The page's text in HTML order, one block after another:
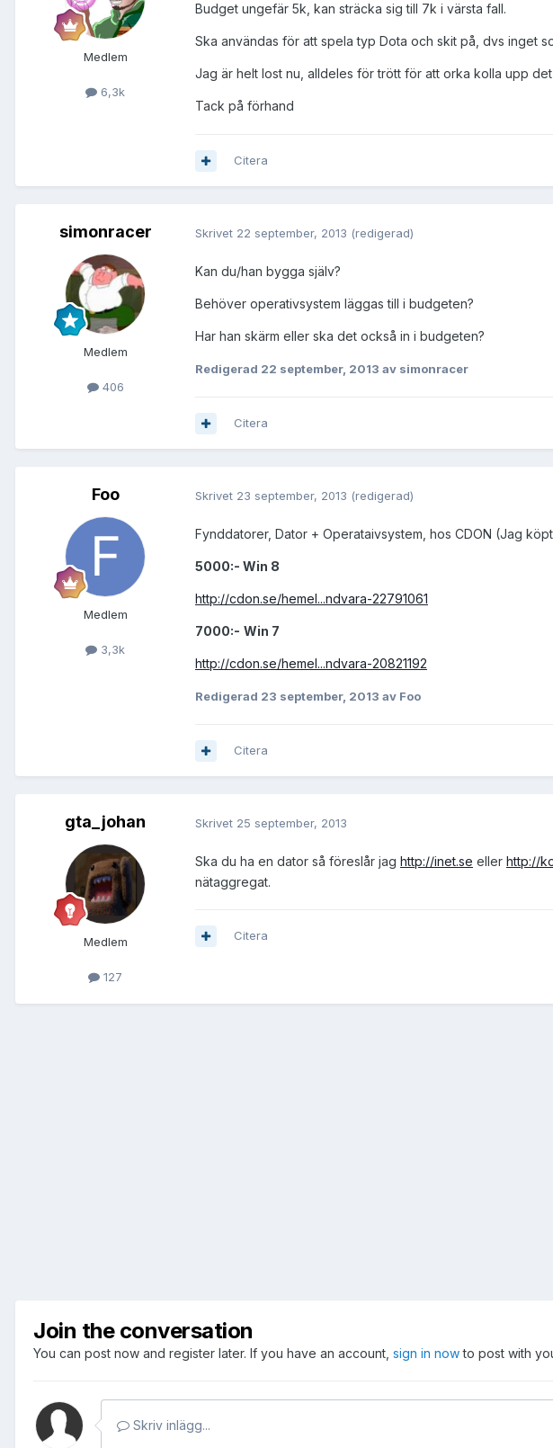
Medlem
6,3k
Budget ungefär 5k, kan sträcka sig till 7k i värsta fall.
Ska användas för att spela typ Dota och skit på, dvs inget
Jag är helt lost nu, alldeles för trött för att orka kolla upp
Tack på förhand
Citera
simonracer
Medlem
406
Skrivet 22 september, 2013 (redigerad)
Kan du/han bygga själv?
Behöver operativsystem läggas till i budgeten?
Har han skärm eller ska det också in i budgeten?
Redigerad 22 september, 2013 av simonracer
Citera
Foo
Medlem
3,3k
Skrivet 23 september, 2013 (redigerad)
Fynddatorer, Dator + Operataivsystem, hos CDON (Jag
5000:- Win 8
http://cdon.se/hemel...ndvara-22791061
7000:- Win 7
http://cdon.se/hemel...ndvara-20821192
Redigerad 23 september, 2013 av Foo
Citera
gta_johan
Medlem
127
Skrivet 25 september, 2013
Ska du ha en dator så föreslår jag http://inet.se eller http://
nätaggregat.
Citera
Join the conversation
You can post now and register later. If you have an account, sign in nowto post with
Skriv inlägg...